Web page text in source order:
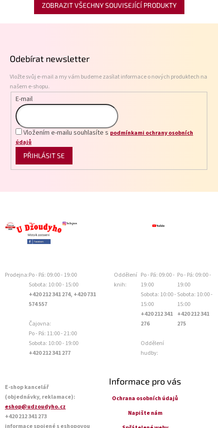
ZOBRAZIT VŠECHNY SOUVISEJÍCÍ PRODUKTY
Odebírat newsletter
Vložte svůj e-mail a my vám budeme zasílat informace o nových produktech na
našem e-shopu.
E-mail
Vložením e-mailu souhlasíte s podmínkami ochrany osobních
údajů
PŘIHLÁSIT SE
Prodejna:Po - Pá: 09:00 - 19:00
Sobota: 10:00 - 15:00
+420 212 341 274, +420 731
574 557
Čajovna:
Po - Pá: 11:00 - 21:00
Sobota: 10:00 - 19:00
+420 212 341 277
Oddělení
knih:
Po - Pá: 09:00 -
19:00
Sobota: 10:00 -
15:00
+420 212 341
276
Oddělení
hudby:
Po - Pá: 09:00 -
19:00
Sobota: 10:00 -
15:00
+420 212 341
275
E-shop kancelář
(objednávky, reklamace):
eshop@udzoudyho.cz
+420 212 341 273
informace spojené s eshopovou
Informace pro vás
Ochrana osobních údajů
Napište nám